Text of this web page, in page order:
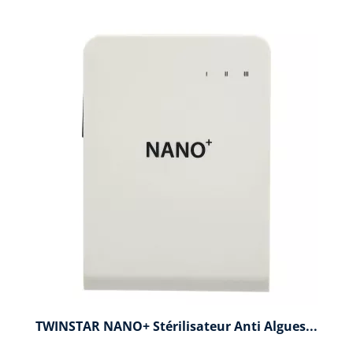
TWINSTAR NANO+ Stérilisateur Anti Algues...